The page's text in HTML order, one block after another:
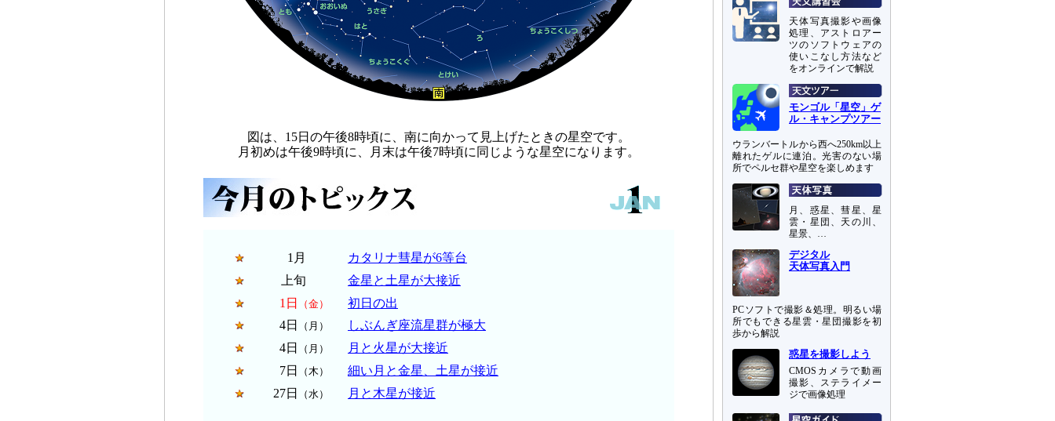
図は、15日の午後8時頃に、南に向かって見上げたときの星空です。
月初めは午後9時頃に、月末は午後7時頃に同じような星空になります。
1月
カタリナ彗星が6等台
上旬
金星と土星が大接近
1日
（金）
初日の出
4日
（月）
しぶんぎ座流星群が極大
4日
（月）
月と火星が大接近
7日
（木）
細い月と金星、土星が接近
27日
（水） 月と木星が接近
天体写真撮影や画像
処理、アストロアー
ツのソフトウェアの
使いこなし方法など
をオンラインで解説
モンゴル「星空」ゲ
ル・キャンプツアー
ウランバートルから西へ250km以上
離れたゲルに連泊。光害のない場
所でペルセ群や星空を楽しめます
月、惑星、彗星、星
雲・星団、天の川、
星景、…
デジタル
天体写真入門
PCソフトで撮影＆処理。明るい場
所でもできる星雲・星団撮影を初
歩から解説
惑星を撮影しよう
CMOSカメラで動画
撮影、ステライメー
ジで画像処理